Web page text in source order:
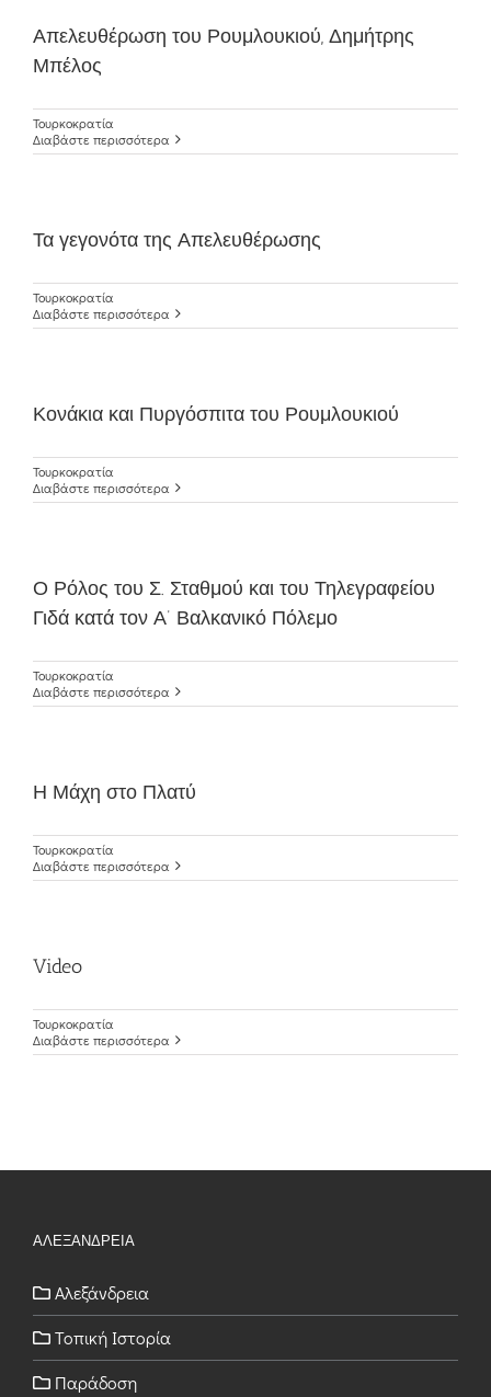
Απελευθέρωση του Ρουμλουκιού, Δημήτρης
Μπέλος
Τουρκοκρατία
Διαβάστε περισσότερα
Τα γεγονότα της Απελευθέρωσης
Τουρκοκρατία
Διαβάστε περισσότερα
Κονάκια και Πυργόσπιτα του Ρουμλουκιού
Τουρκοκρατία
Διαβάστε περισσότερα
Ο Ρόλος του Σ. Σταθμού και του Τηλεγραφείου
Γιδά κατά τον Α’ Βαλκανικό Πόλεμο
Τουρκοκρατία
Διαβάστε περισσότερα
Η Μάχη στο Πλατύ
Τουρκοκρατία
Διαβάστε περισσότερα
Video
Τουρκοκρατία
Διαβάστε περισσότερα
ΑΛΕΞΑΝΔΡΕΙΑ
Αλεξάνδρεια
Τοπική Ιστορία
Παράδοση